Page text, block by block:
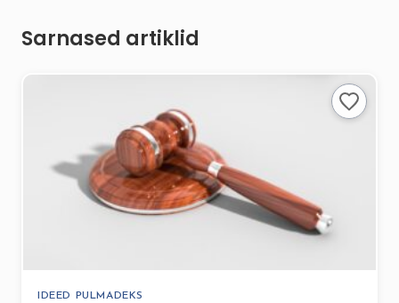
Sarnased artiklid
IDEED PULMADEKS